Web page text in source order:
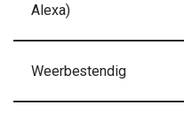
Alexa)
Weerbestendig